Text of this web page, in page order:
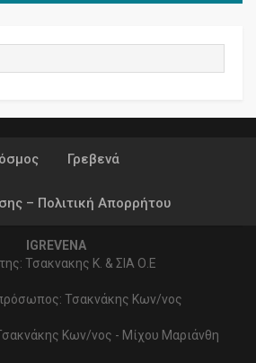
Γρεβενά
– Πολιτική Απορρήτου
IGREVENA
Τσακνακης Κ. & ΣΙΑ Ο.Ε
Τσακνάκης Κων/νος
Κων/νος - Μίχου Μαριάνθη